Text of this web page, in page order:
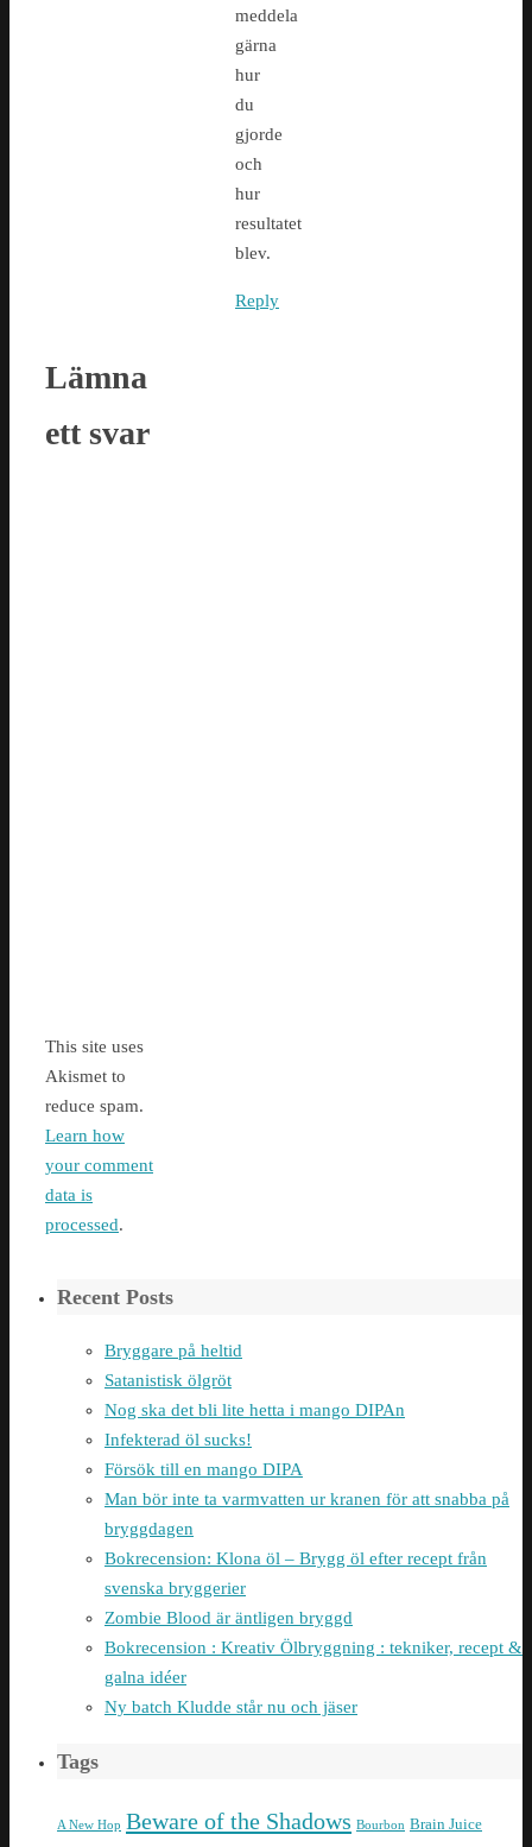
meddela
gärna
hur
du
gjorde
och
hur
resultatet
blev.
Reply
Lämna
ett svar
This site uses
Akismet to
reduce spam.
Learn how
your comment
data is
processed.
Recent Posts
Bryggare på heltid
Satanistisk ölgröt
Nog ska det bli lite hetta i mango DIPAn
Infekterad öl sucks!
Försök till en mango DIPA
Man bör inte ta varmvatten ur kranen för att snabba på
bryggdagen
Bokrecension: Klona öl – Brygg öl efter recept från
svenska bryggerier
Zombie Blood är äntligen bryggd
Bokrecension : Kreativ Ölbryggning : tekniker, recept &
galna idéer
Ny batch Kludde står nu och jäser
Tags
A New Hop Beware of the Shadows Bourbon Brain Juice